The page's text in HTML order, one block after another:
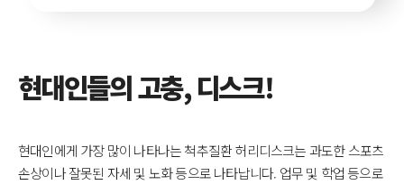
현대인들의 고충, 디스크!
현대인에게 가장 많이 나타나는 척추질환 허리디스크는 과도한 스포츠
손상이나 잘못된 자세 및 노화 등으로 나타납니다. 업무 및 학업 등으로